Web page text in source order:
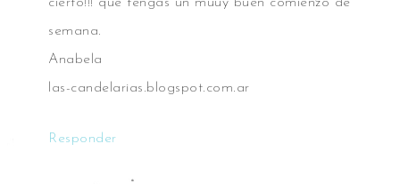
semana.
Anabela
las-candelarias.blogspot.com.ar
Responder